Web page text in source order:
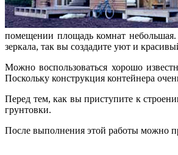
помещении площадь комнат небольшая.
зеркала, так вы создадите уют и
Можно воспользоваться хорошо
Поскольку конструкция контейнера
Перед тем, как вы приступите к
грунтовки.
После выполнения этой работы можно